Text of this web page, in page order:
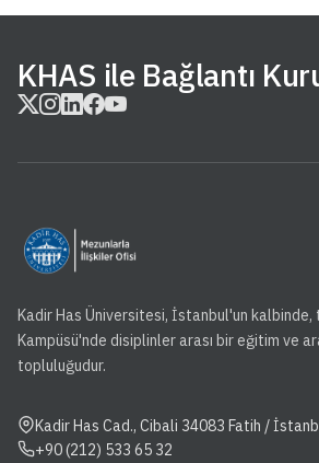
KHAS ile Bağlantı
Kadir Has Üniversitesi, İstanbul'un kalbinde,
Kampüsü'nde disiplinler arası bir eğitim ve
topluluğudur.
Kadir Has Cad., Cibali 34083 Fatih /
+90 (212) 533 65 32